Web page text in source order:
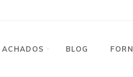
ACHADOS BLOG